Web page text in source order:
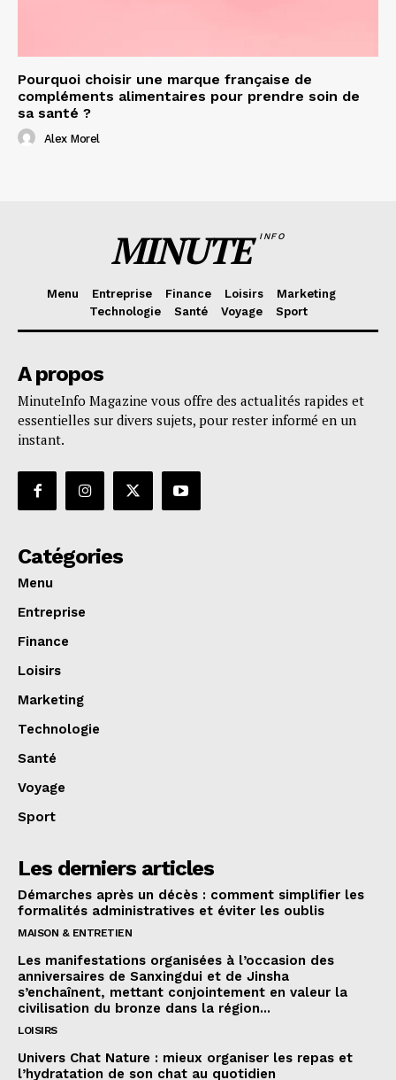
Pourquoi choisir une marque française de
compléments alimentaires pour prendre soin de
sa santé ?
Alex Morel
MINUTE INFO
Menu Entreprise Finance Loisirs
Marketing
Technologie
Santé Voyage Sport
A propos
MinuteInfo Magazine vous offre des actualités rapides et
essentielles sur divers sujets, pour rester informé en un
instant.
Catégories
Menu
Entreprise
Finance
Loisirs
Marketing
Technologie
Santé
Voyage
Sport
Les derniers articles
Démarches après un décès : comment simplifier les
formalités administratives et éviter les oublis
MAISON & ENTRETIEN
Les manifestations organisées à l’occasion des
anniversaires de Sanxingdui et de Jinsha
s’enchaînent, mettant conjointement en valeur la
civilisation du bronze dans la région...
LOISIRS
Univers Chat Nature : mieux organiser les repas et
l’hydratation de son chat au quotidien